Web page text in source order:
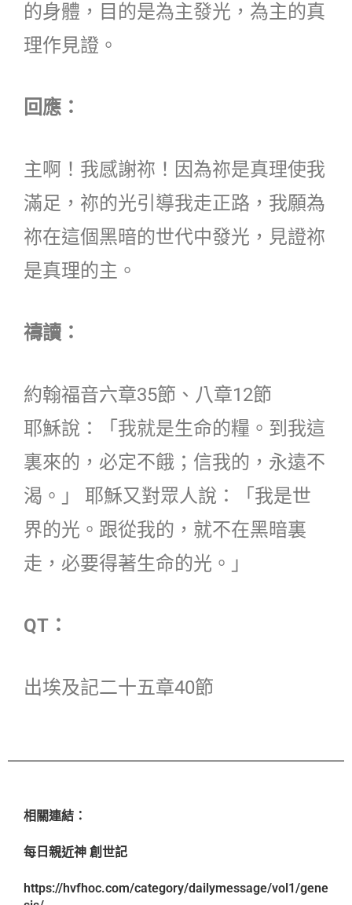
的身體，目的是為主發光，為主的真
理作見證。
回應：
主啊！我感謝祢！因為祢是真理使我
滿足，祢的光引導我走正路，我願為
祢在這個黑暗的世代中發光，見證祢
是真理的主。
禱讀：
約翰福音六章35節、八章12節
耶穌說：「我就是生命的糧。到我這
裏來的，必定不餓；信我的，永遠不
渴。」 耶穌又對眾人說：「我是世
界的光。跟從我的，就不在黑暗裏
走，必要得著生命的光。」
QT：
出埃及記二十五章40節
相關連結：
每日親近神 創世記
https://hvfhoc.com/category/dailymessage/vol1/gene